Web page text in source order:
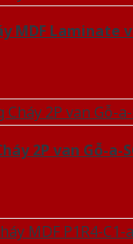
MDF Laminate
2P van Gỗ-a-